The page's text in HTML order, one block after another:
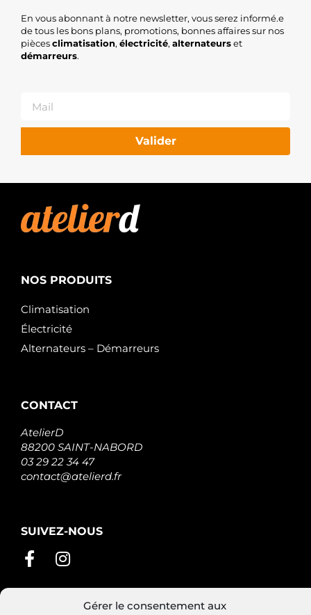
Gérer le consentement aux
En vous abonnant à notre newsletter, vous serez informé.e
de tous les bons plans, promotions, bonnes affaires sur nos
piècesclimatisation, électricité, alternateurset
démarreurs.
Valider
NOS PRODUITS
Climatisation
Électricité
Alternateurs – Démarreurs
CONTACT
AtelierD
88200 SAINT-NABORD
03 29 22 34 47
contact@atelierd.fr
SUIVEZ-NOUS